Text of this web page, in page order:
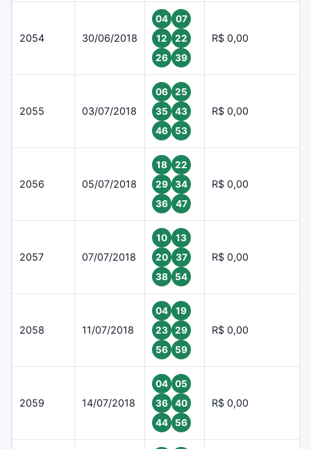
2054 30/06/2018
04
07
12
22
26
39
R$ 0,00
2055 03/07/2018
06
25
35
43
46
53
R$ 0,00
2056 05/07/2018
18
22
29
34
36
47
R$ 0,00
2057 07/07/2018
10
13
20
37
38
54
R$ 0,00
2058 11/07/2018
04
19
23
29
56
59
R$ 0,00
2059 14/07/2018
04
05
36
40
44
56
R$ 0,00